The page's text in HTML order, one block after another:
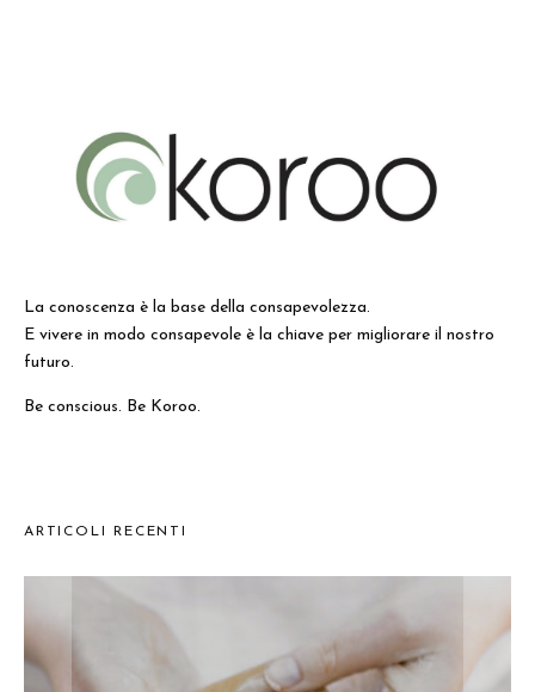
La conoscenza è la base della consapevolezza.
E vivere in modo consapevole è la chiave per migliorare il nostro
futuro.
Be conscious. Be Koroo.
ARTICOLI RECENTI